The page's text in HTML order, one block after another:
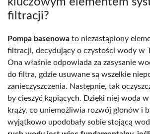
filtracji?
Pompa basenowa to niezastąpiony
filtracji, decydujący o czystości wody w
Ona właśnie odpowiada za zasysanie
do filtra, gdzie usuwane są wszelkie
zanieczyszczenia. Następnie, tak
by cieszyć kąpiących. Dzięki niej woda
krąży, co uniemożliwia rozwój glonów i
wyjątkowo upodobały sobie stojącą